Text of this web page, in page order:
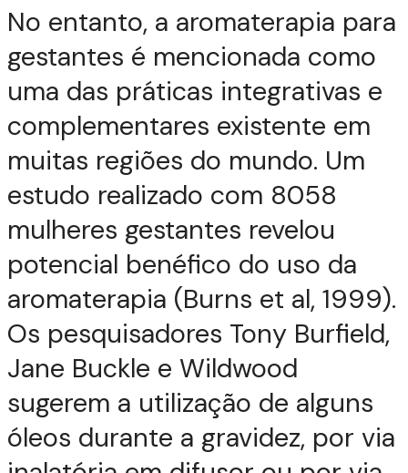
No entanto, a aromaterapia para
gestantes é mencionada como
uma das práticas integrativas e
complementares existente em
muitas regiões do mundo. Um
estudo realizado com 8058
mulheres gestantes revelou
potencial benéfico do uso da
aromaterapia (Burns et al, 1999).
Os pesquisadores Tony Burfield,
Jane Buckle e Wildwood
sugerem a utilização de alguns
óleos durante a gravidez, por via